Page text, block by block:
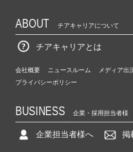
ABOUT チアキャリアについて
チアキャリアとは
会社概要 ニュースルーム
メディア出
プライバシーポリシー
BUSINESS 企業・採用担当者様
企業担当者様へ 掲